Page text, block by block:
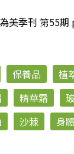
美季刊 第55期
保養品 植
精華霜
沙棘 身